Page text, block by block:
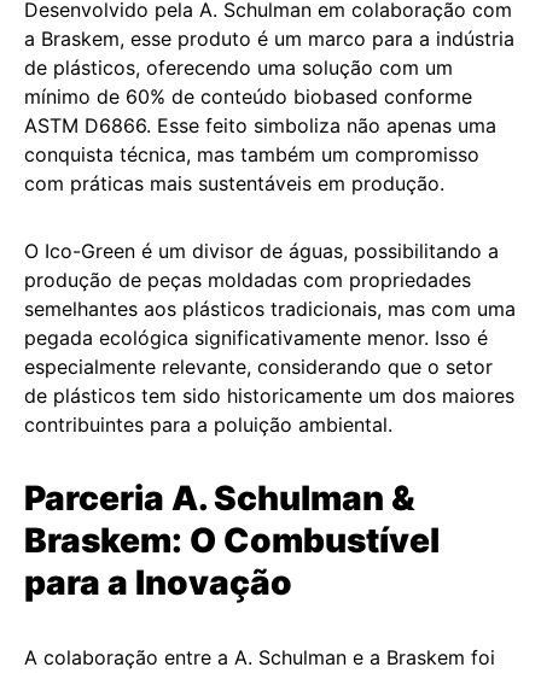
Desenvolvido pela A. Schulman em colaboração com
a Braskem, esse produto é um marco para a indústria
de plásticos, oferecendo uma solução com um
mínimo de 60% de conteúdo biobased conforme
ASTM D6866. Esse feito simboliza não apenas uma
conquista técnica, mas também um compromisso
com práticas mais sustentáveis em produção.
O Ico-Green é um divisor de águas, possibilitando a
produção de peças moldadas com propriedades
semelhantes aos plásticos tradicionais, mas com uma
pegada ecológica significativamente menor. Isso é
especialmente relevante, considerando que o setor
de plásticos tem sido historicamente um dos maiores
contribuintes para a poluição ambiental.
Parceria A. Schulman &
Braskem: O Combustível
para a Inovação
A colaboração entre a A. Schulman e a Braskem foi